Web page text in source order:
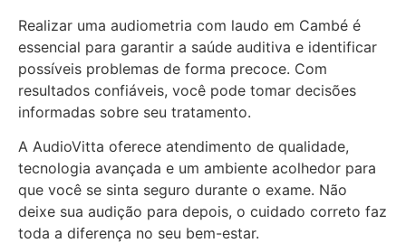
Realizar uma audiometria com laudo em Cambé é
essencial para garantir a saúde auditiva e identificar
possíveis problemas de forma precoce. Com
resultados confiáveis, você pode tomar decisões
informadas sobre seu tratamento.
A AudioVitta oferece atendimento de qualidade,
tecnologia avançada e um ambiente acolhedor para
que você se sinta seguro durante o exame. Não
deixe sua audição para depois, o cuidado correto faz
toda a diferença no seu bem-estar.